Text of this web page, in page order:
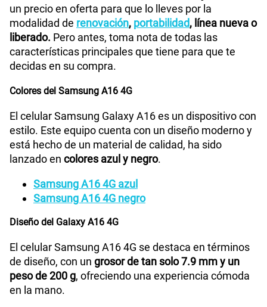
Cámara de fotos Principal 50.0 MP + 5.0 MP + 2.0 MP
Radio FM No
Tipo de Batería
Capacidad Memoria Externa 1TB
un precio en oferta para que lo lleves por la
modalidad de renovación, portabilidad, línea nueva o
liberado. Pero antes, toma nota de todas las
características principales que tiene para que te
decidas en su compra.
Colores del Samsung A16 4G
El celular Samsung Galaxy A16 es un dispositivo con
estilo. Este equipo cuenta con un diseño moderno y
está hecho de un material de calidad, ha sido
lanzado en colores azul y negro.
Samsung A16 4G azul
Samsung A16 4G negro
Diseño del Galaxy A16 4G
El celular Samsung A16 4G se destaca en términos
de diseño, con un grosor de tan solo 7.9 mm y un
peso de 200 g, ofreciendo una experiencia cómoda
en la mano.